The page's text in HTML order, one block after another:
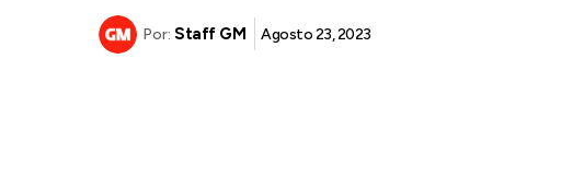
Por: Staff GM Agosto 23, 2023